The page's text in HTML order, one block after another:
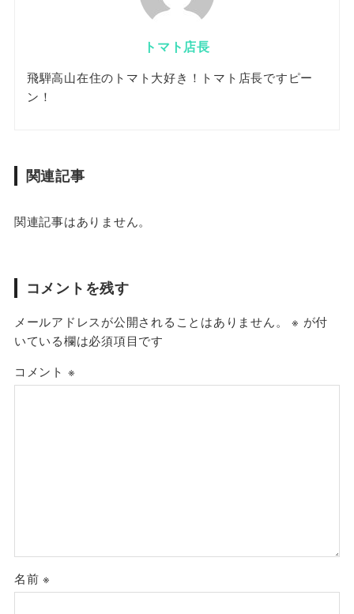
トマト店長
飛騨高山在住のトマト大好き！トマト店長ですピー
ン！
関連記事
関連記事はありません。
コメントを残す
メールアドレスが公開されることはありません。 ※ が付
いている欄は必須項目です
コメント ※
名前※